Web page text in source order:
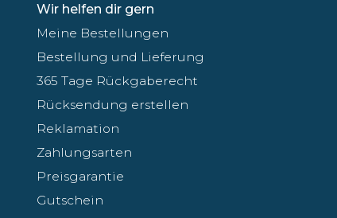
Wir helfen dir gern
Meine Bestellungen
Bestellung und Lieferung
365 Tage Rückgaberecht
Rücksendung erstellen
Reklamation
Zahlungsarten
Preisgarantie
Gutschein